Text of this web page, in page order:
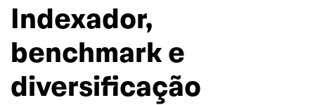
Indexador,
benchmark e
diversificação